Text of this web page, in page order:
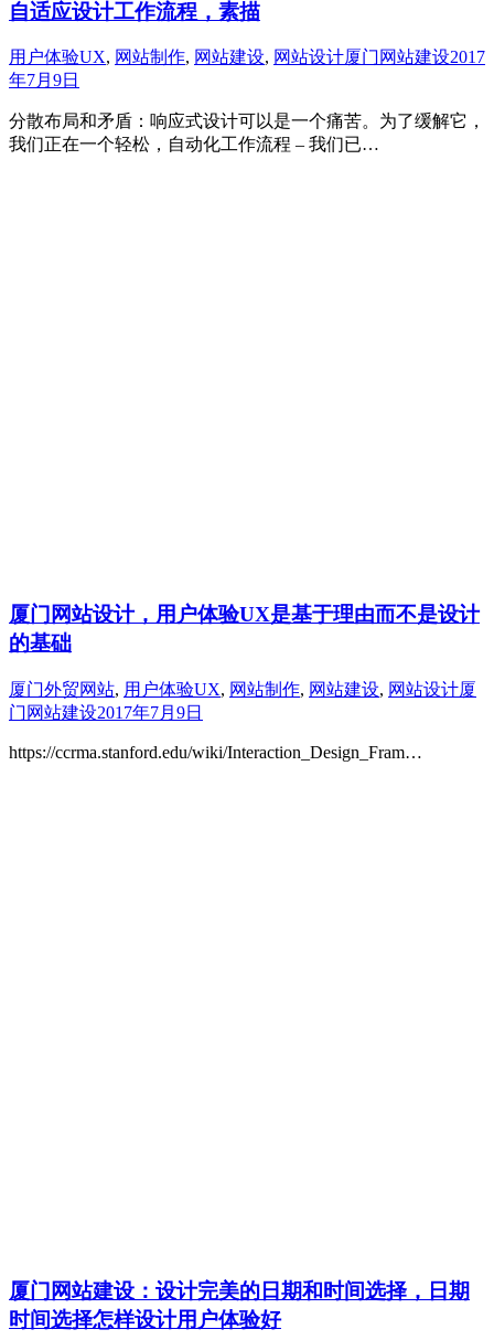
自适应设计工作流程，素描
用户体验UX, 网站制作, 网站建设, 网站设计厦门网站建设2017
年7月9日
分散布局和矛盾：响应式设计可以是一个痛苦。为了缓解它，
我们正在一个轻松，自动化工作流程 – 我们已…
厦门网站设计，用户体验UX是基于理由而不是设计
的基础
厦门外贸网站, 用户体验UX, 网站制作, 网站建设, 网站设计厦
门网站建设2017年7月9日
https://ccrma.stanford.edu/wiki/Interaction_Design_Fram…
厦门网站建设：设计完美的日期和时间选择，日期
时间选择怎样设计用户体验好